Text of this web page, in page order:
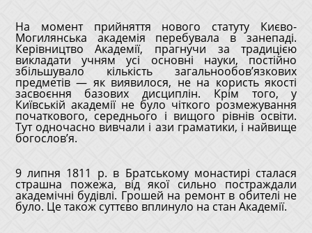
На момент прийняття нового статуту Києво-
Могилянська академія перебувала в занепаді.
Керівництво Академії, прагнучи за традицією
викладати учням усі основні науки, постійно
збільшувало кількість загальнообов’язкових
предметів ― як виявилося, не на користь якості
засвоєння базових дисциплін. Крім того, у
Київській академії не було чіткого розмежування
початкового, середнього і вищого рівнів освіти.
Тут одночасно вивчали і ази граматики, і найвище
богослов’я.
9 липня 1811 р. в Братському монастирі сталася
страшна пожежа, від якої сильно постраждали
академічні будівлі. Грошей на ремонт в обителі не
було. Це також суттєво вплинуло на стан Академії.